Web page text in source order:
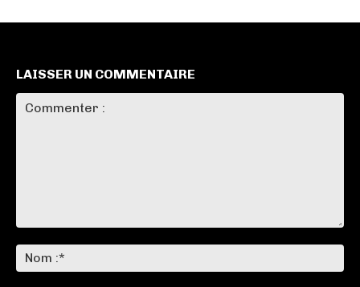
LAISSER UN COMMENTAIRE
:*